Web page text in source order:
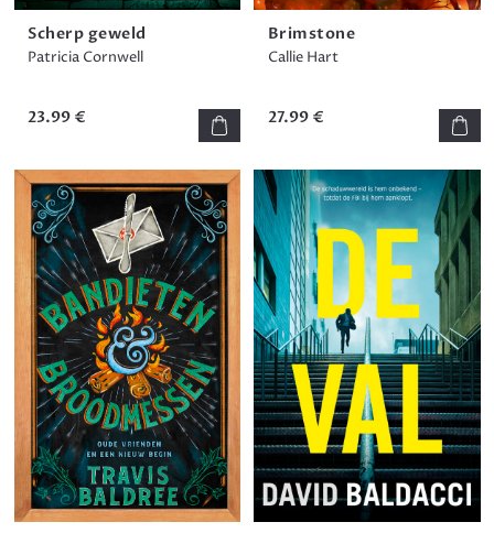
Scherp geweld
Patricia Cornwell
23.99 €
Brimstone
Callie Hart
27.99 €